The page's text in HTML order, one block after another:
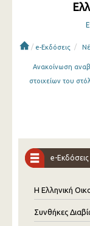
/ e-Εκδόσεις /
Ανακοίνωση
στοιχείων του
e-Εκδόσεις
Η Ελληνική
Συνθήκες